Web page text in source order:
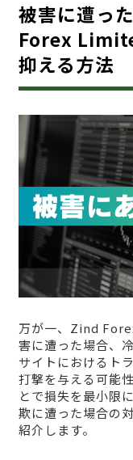
被害に遭っ
Forex
抑える方法
万が一、Zind
害に遭った場合、
サイトにおけるト
打撃を与える可能
とで損失を最小限
欺に遭った場合の
紹介します。